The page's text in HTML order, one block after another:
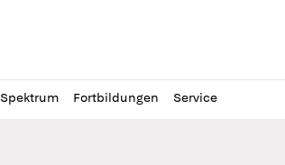
Spektrum Fortbildungen Service